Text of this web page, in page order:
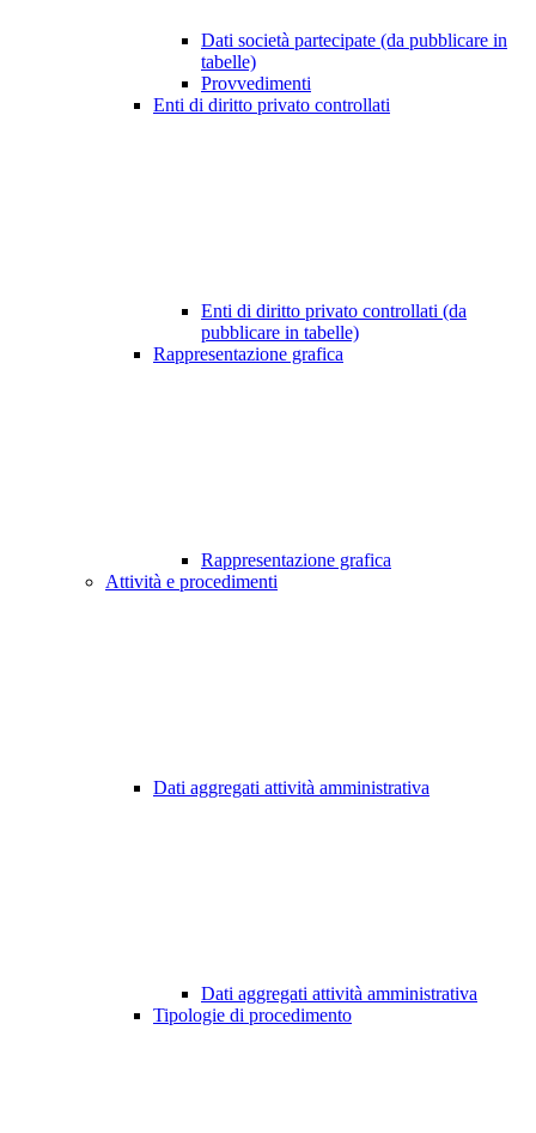
Dati società partecipate (da pubblicare in
tabelle)
Provvedimenti
Enti di diritto privato controllati
Enti di diritto privato controllati (da
pubblicare in tabelle)
Rappresentazione grafica
Rappresentazione grafica
Attività e procedimenti
Dati aggregati attività amministrativa
Dati aggregati attività amministrativa
Tipologie di procedimento